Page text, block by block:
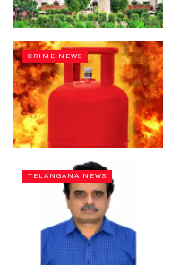
CRIME NEWS
TELANGANA NEWS